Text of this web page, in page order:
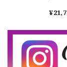
なかなか見つ
うございました
ラシュートバッグ